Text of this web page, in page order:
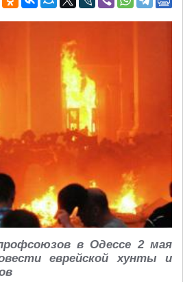
в Одессе 2 мая
еврейской хунты и